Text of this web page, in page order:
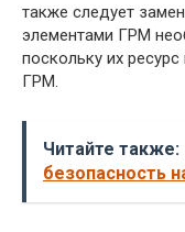
также следует
элементами ГРМ
поскольку их
ГРМ.
Читайте также:
безопасность